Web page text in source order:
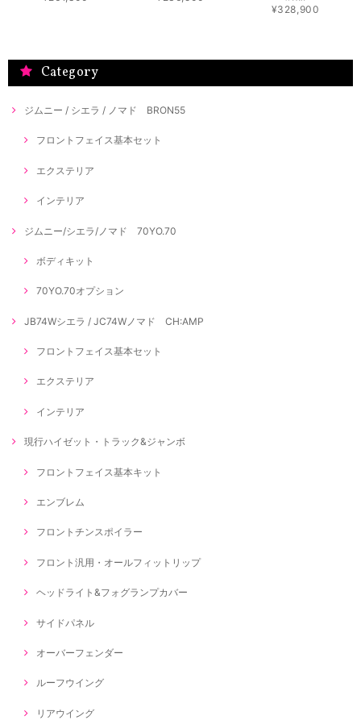
¥328,900
Category
ジムニー / シエラ / ノマド BRON55
フロントフェイス基本セット
エクステリア
インテリア
ジムニー/シエラ/ノマド 70YO.70
ボディキット
70YO.70オプション
JB74Wシエラ / JC74Wノマド CH:AMP
フロントフェイス基本セット
エクステリア
インテリア
現行ハイゼット・トラック&ジャンボ
フロントフェイス基本キット
エンブレム
フロントチンスポイラー
フロント汎用・オールフィットリップ
ヘッドライト&フォグランプカバー
サイドパネル
オーバーフェンダー
ルーフウイング
リアウイング